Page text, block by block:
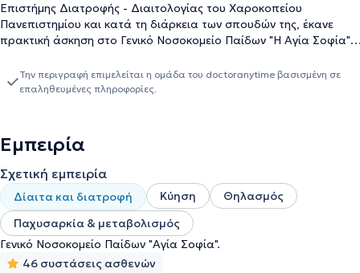
Επιστήμης Διατροφής - Διαιτολογίας του Χαροκοπείου
Πανεπιστημίου και κατά τη διάρκεια των σπουδών της, έκανε
πρακτική άσκηση στο Γενικό Νοσοκομείο Παίδων "Η Αγία Σοφία".
τόσο για τη διατροφή στην τρίτη ηλικία σε όλα τα ΚΕΦΙ του
Δήμου Περιστερίου, όσο και για τη διατροφή στη βρεφική,
σταθμούς και σε σχολεία της Δυτικής Αττικής. Αντιμετωπίζει
καθημερινά περιστατικά παχυσαρκίας, εγκυμοσύνης, γαλουχίας,
παιδικής και εφηβικής διατροφής, νεφροπάθειας,
γαστρεντερολογικών διαταραχών, διαβήτη, παχυσαρκίας,
δυσλιπιδαιμιών και καρδιολογικών νόσων, ενώ στόχος της δεν
είναι μόνο η απώλεια σωματικού βάρους, αλλά η απόκτηση ενός
υγιούς βάρους με μακροχρόνια διατήρηση του αποτελέσματος
και με ταυτόχρονα πολλαπλά οφέλη για τον οργανισμό, με
απώτερο σκοπό την καλή υγεία. Με στόχο τη γνώση και τη διαρκή
Την περιγραφή επιμελείται η ομάδα του doctoranytime βασισμένη σε
επαληθευμένες πληροφορίες.
Εμπειρία
Σχετική εμπειρία
Δίαιτα και διατροφή Κύηση
Θηλασμός
Παχυσαρκία & μεταβολισμός
Γενικό Νοσοκομείο Παίδων "Αγία Σοφία".
46 συστάσεις ασθενών